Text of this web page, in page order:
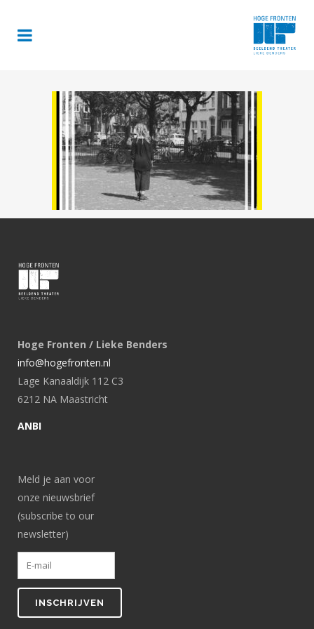
Hoge Fronten / Lieke Benders
info@hogefronten.nl
Lage Kanaaldijk 112 C3
6212 NA Maastricht
ANBI
Meld je aan voor
onze nieuwsbrief
(subscribe to our
newsletter)